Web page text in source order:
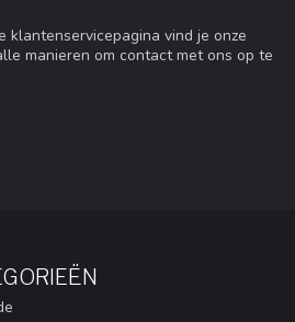
klantenservicepagina vind je onze
manieren om contact met ons op te